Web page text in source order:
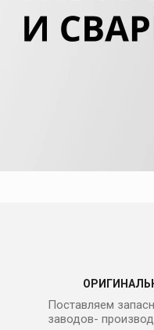
прокалки
Поставляем
заводов-